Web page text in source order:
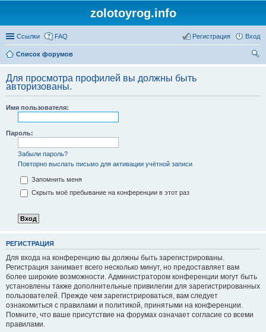
zolotoyrog.info
Ссылки FAQ Вход
Регистрация
Список форумов
Для просмотра профилей вы должны быть
авторизованы.
Имя пользователя:
Пароль:
Забыли пароль?
Повторно выслать письмо для активации учётной записи
Запомнить меня
Скрыть моё пребывание на конференции в этот раз
РЕГИСТРАЦИЯ
Для входа на конференцию вы должны быть зарегистрированы.
Регистрация занимает всего несколько минут, но предоставляет вам
более широкие возможности. Администратором конференции могут быть
установлены также дополнительные привилегии для зарегистрированных
пользователей. Прежде чем зарегистрироваться, вам следует
ознакомиться с правилами и политикой, принятыми на конференции.
Помните, что ваше присутствие на форумах означает согласие со всеми
правилами.